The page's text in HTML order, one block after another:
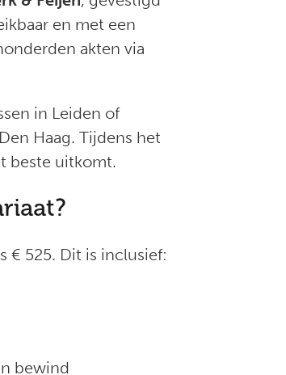
en met een
akten via
in Leiden of
Haag. Tijdens het
beste uitkomt.
€ 525. Dit is inclusief:
bewind